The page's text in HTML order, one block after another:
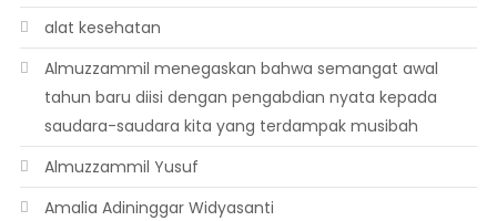
alat kesehatan
Almuzzammil menegaskan bahwa semangat awal
tahun baru diisi dengan pengabdian nyata kepada
saudara-saudara kita yang terdampak musibah
Almuzzammil Yusuf
Amalia Adininggar Widyasanti